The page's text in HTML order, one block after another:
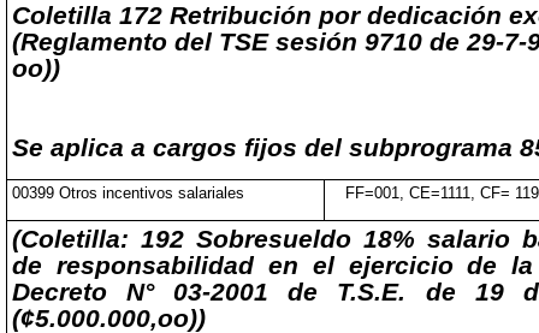
Coletilla 172 Retribución por dedicación
(Reglamento del TSE sesión 9710 de 29-7-
oo))
Se aplica a cargos fijos del subprograma
00399 Otros incentivos salariales FF=001, CE=1111, CF=
(Coletilla: 192 Sobresueldo 18% salario
de responsabilidad en el ejercicio de
Decreto N° 03-2001 de T.S.E. de 19
(¢5.000.000,oo))